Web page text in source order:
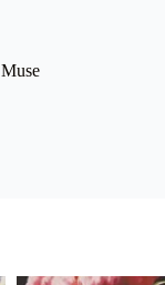
Muse